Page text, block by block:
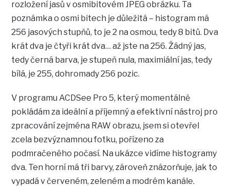
rozložení jasů v osmibitovém JPEG obrázku. Ta
poznámka o osmi bitech je důležitá – histogram má
256 jasových stupňů, to je 2 na osmou, tedy 8 bitů. Dva
krát dva je čtyři krát dva… až jste na 256. Žádný jas,
tedy černá barva, je stupeň nula, maximiální jas, tedy
bílá, je 255, dohromady 256 pozic.
V programu ACDSee Pro 5, který momentálně
pokládám za ideální a příjemný a efektivní nástroj pro
zpracování zejména RAW obrazu, jsem si otevřel
zcela bezvýznamnou fotku, pořízeno za
podmračeného počasí. Na ukázce vidíme histogramy
dva. Ten horní má tři barvy, zároveň znázorňuje, jak to
vypadá v červeném, zeleném a modrém kanále.